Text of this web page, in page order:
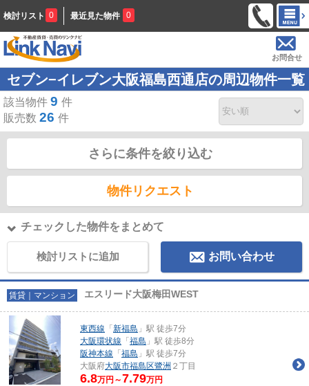
検討リスト 0 最近見た物件 0
お問合せ
セブン−イレブン大阪福島西通店の周辺物件一覧
該当物件 9 件
販売数 26 件
さらに条件を絞り込む
物件リクエスト
チェックした物件をまとめて
検討リストに追加 お問い合わせ
賃貸｜マンション エスリード大阪梅田WEST
東西線 「 新福島 」駅 徒歩7分
大阪環状線 「 福島 」駅 徒歩8分
阪神本線 「 福島 」駅 徒歩7分
大阪府大阪市福島区鷺洲 ２丁目
6.8万円～7.79万円